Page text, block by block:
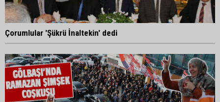
Çorumlular 'Şükrü İnaltekin' dedi